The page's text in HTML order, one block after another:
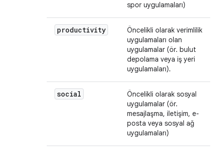
spor uygulamaları)
productivity
Öncelikli olarak verimlilik
uygulamaları olan
uygulamalar (ör. bulut
depolama veya iş yeri
uygulamaları).
social
Öncelikli olarak sosyal
uygulamalar (ör.
mesajlaşma, iletişim, e-
posta veya sosyal ağ
uygulamaları)